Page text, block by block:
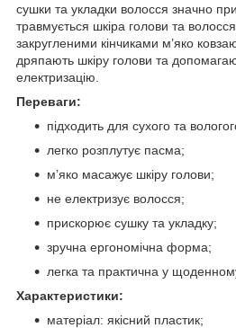
сушки та укладки волосся значно
травмується шкіра голови та
закругленими кінчиками м’яко
дряпають шкіру голови та
електризацію.
Переваги:
підходить для сухого та
легко розплутує пасма;
м’яко масажує шкіру голови;
не електризує волосся;
прискорює сушку та укладку;
зручна ергономічна форма;
легка та практична у
Характеристики:
матеріал: якісний пластик;